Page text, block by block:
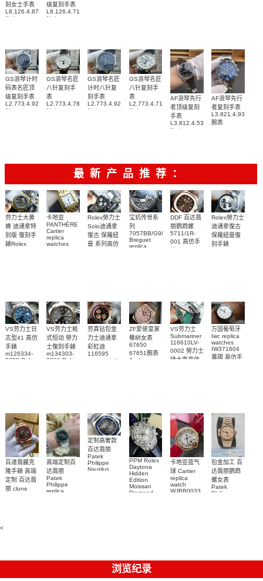
刻女士手表
L8.126.4.87.6
级复刻手表
L8.126.4.71.6
GS浪琴计时
码表名匠顶
级复刻手表
L2.773.4.92.6
GS浪琴名匠
八针复刻手
表
L2.773.4.78.3
GS浪琴名匠
计时八针复
刻手表
L2.773.4.92.0
GS浪琴名匠
八针复刻手
表
L2.773.4.71.2
AF浪琴先行
者顶级复刻
手表
L3.812.4.53.2
AF浪琴先行
者复刻手表
L3.821.4.93.6
腕表
最新产品推荐：
劳力士大黄
蜂 迪通拿特
别版 復刻手
錶Rolex
卡地亚
PANTHÈRE
Cartier
replica
watches
Rolex勞力士
Solo迪通拿
復古 保羅紐
曼 系列高仿
宝玑传世系
列
7057BB/G9/9W6
Breguet
replica
DDF 百达翡
丽鹦鹉螺
5711/1R-
001 高仿手
Rolex勞力士
迪通拿復古
保羅紐曼復
刻手錶
VS劳力士日
志型41 高仿
手錶
m126334-
0002 Rolex
VS劳力士蚝
式恒动 勞力
士復刻手錶
m134303-
0001 Rolex
劳真钻包金
力士迪通拿
彩虹迪
116595
ZF爱彼皇家
橡树女表
67650
67651腕表
Audemars
VS劳力士
Submariner
116610LV-
0002 勞力士
綠水鬼高仿
万国葡萄牙
Iwc replica
watches
IW371604
萬國 高仿手
百達翡麗克
隆手錶 高端
定制 百达翡
丽 clone
高端定制百
达翡丽
Patek
Philippe
replica
定制高奢款
百达翡丽
Patek
Philippe
Nautilus
PPM Rolex
Daytona
Hidden
Edition
Moissan
Diamond
卡地亚蓝气
球 Cartier
replica
watch
WJBB0033
包金加工 百
达翡丽鹦鹉
螺女表
Patek
Philippe
<
浏览纪录